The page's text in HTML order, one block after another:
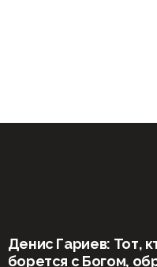
Денис Гариев: Тот,
борется с Богом,